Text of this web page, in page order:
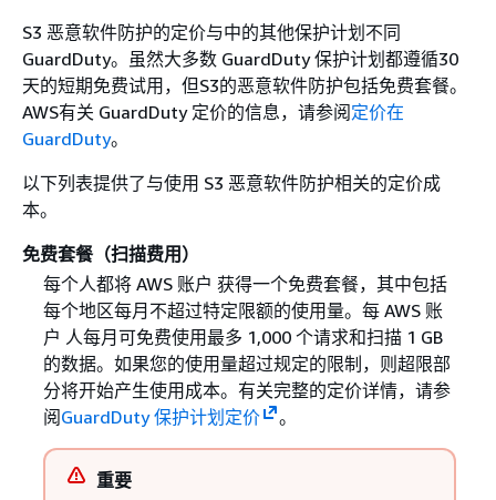
S3 恶意软件防护的定价与中的其他保护计划不同
GuardDuty。虽然大多数 GuardDuty 保护计划都遵循30
天的短期免费试用，但S3的恶意软件防护包括免费套餐。
AWS有关 GuardDuty 定价的信息，请参阅定价在
GuardDuty。
以下列表提供了与使用 S3 恶意软件防护相关的定价成
本。
免费套餐（扫描费用）
每个人都将 AWS 账户 获得一个免费套餐，其中包括
每个地区每月不超过特定限额的使用量。每 AWS 账
户 人每月可免费使用最多 1,000 个请求和扫描 1 GB
的数据。如果您的使用量超过规定的限制，则超限部
分将开始产生使用成本。有关完整的定价详情，请参
阅GuardDuty 保护计划定价 。
重要